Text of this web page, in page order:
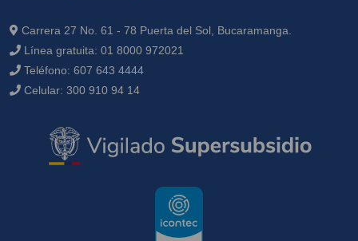
Carrera 27 No. 61 - 78 Puerta del Sol, Bucaramanga.
Línea gratuita: 01 8000 972021
Teléfono: 607 643 4444
Celular: 300 910 94 14